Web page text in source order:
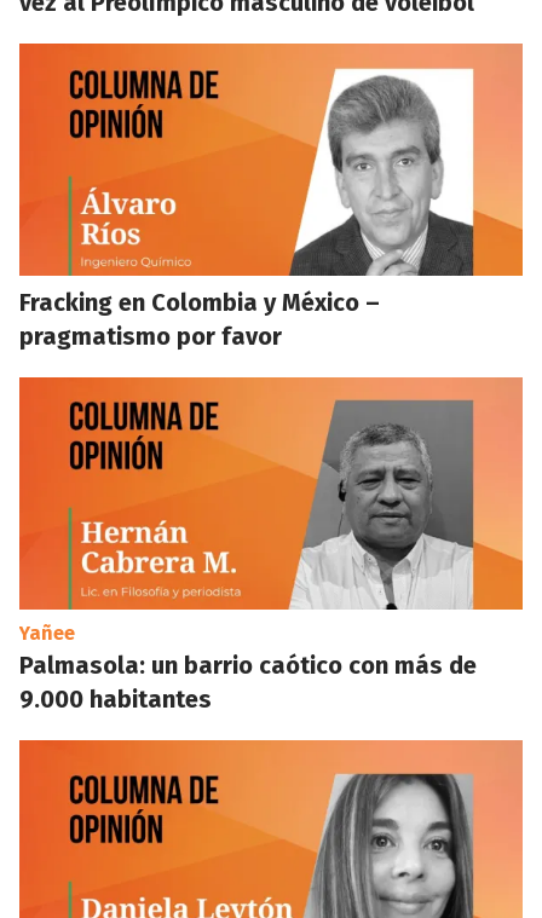
Fracking en Colombia y México –
pragmatismo por favor
Yañee
Palmasola: un barrio caótico con más de
9.000 habitantes